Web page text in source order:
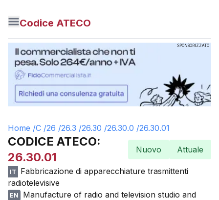
Codice ATECO
SPONSORIZZATO
Home /C /26 /26.3 /26.30 /26.30.0 /26.30.01
CODICE ATECO:
26.30.01
Nuovo Attuale
IT
Fabbricazione di apparecchiature trasmittenti
radiotelevisive
EN
Manufacture of radio and television studio and